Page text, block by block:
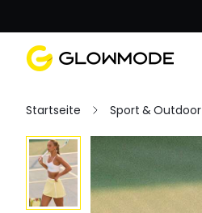
Startseite Sport & Outdoor